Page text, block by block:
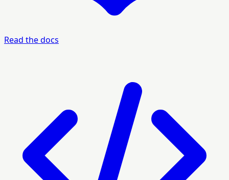
Read the docs